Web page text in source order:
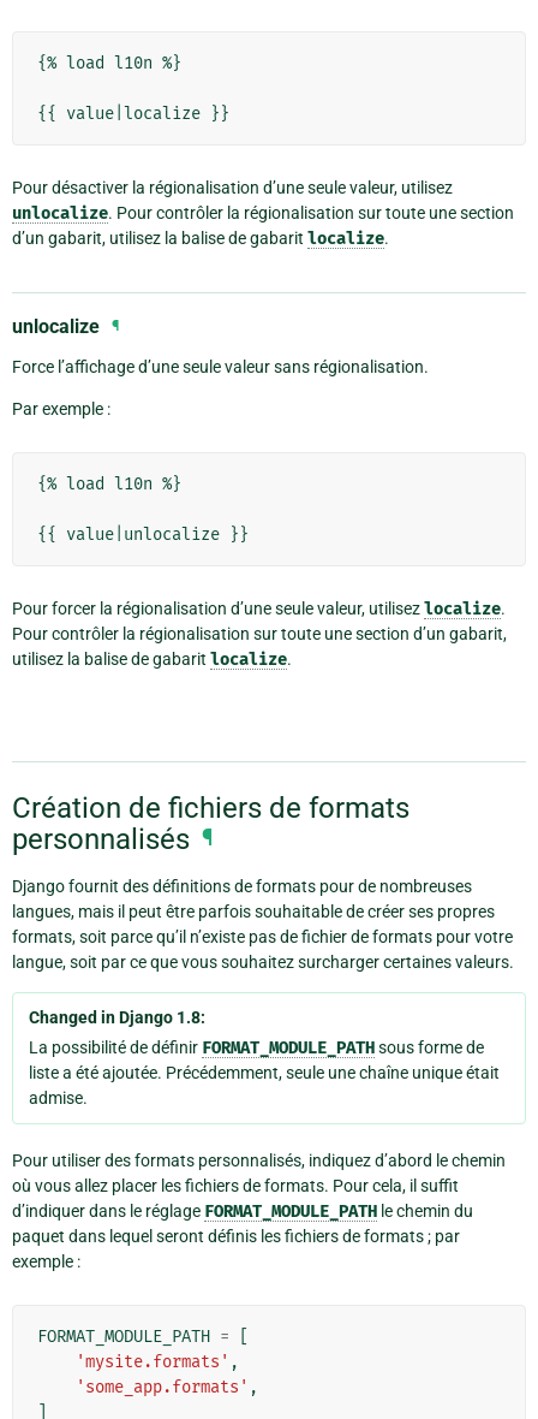
{% load l10n %}
Pour désactiver la régionalisation d’une seule valeur, utilisez
unlocalize. Pour contrôler la régionalisation sur toute une section
d’un gabarit, utilisez la balise de gabarit localize.
unlocalize ¶
Force l’affichage d’une seule valeur sans régionalisation.
Par exemple :
{% load l10n %}
Pour forcer la régionalisation d’une seule valeur, utilisezlocalize.
Pour contrôler la régionalisation sur toute une section d’un gabarit,
utilisez la balise de gabarit localize.
Création de fichiers de formats
personnalisés ¶
Django fournit des définitions de formats pour de nombreuses
langues, mais il peut être parfois souhaitable de créer ses propres
formats, soit parce qu’il n’existe pas de fichier de formats pour votre
langue, soit par ce que vous souhaitez surcharger certaines valeurs.
Changed in Django 1.8:
La possibilité de définir FORMAT_MODULE_PATHsous forme de
liste a été ajoutée. Précédemment, seule une chaîne unique était
admise.
Pour utiliser des formats personnalisés, indiquez d’abord le chemin
où vous allez placer les fichiers de formats. Pour cela, il suffit
d’indiquer dans le réglage FORMAT_MODULE_PATH le chemin du
paquet dans lequel seront définis les fichiers de formats ; par
exemple :
FORMAT_MODULE_PATH =
'mysite.formats' ,
'some_app.formats' ,